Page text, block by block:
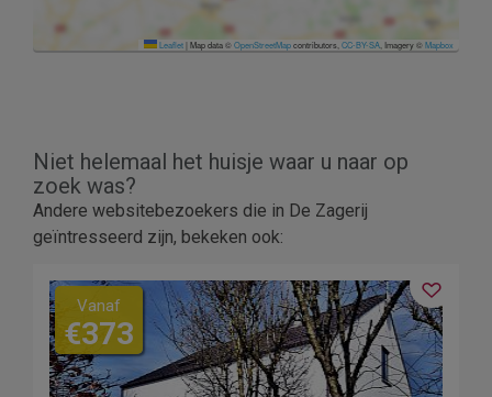
Leaflet| Map data ©OpenStreetMapcontributors,CC-BY-SA, Imagery ©Mapbox
Niet helemaal het huisje waar u naar op
zoek was?
Andere websitebezoekers die in De Zagerij
geïntresseerd zijn, bekeken ook:
Vanaf
€373